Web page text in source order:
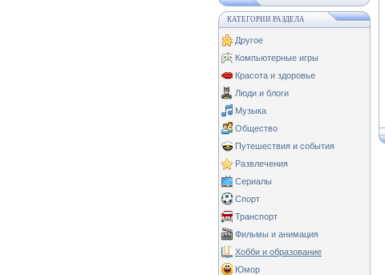
КАТЕГОРИИ РАЗДЕЛА
Другое
Компьютерные игры
Красота и здоровье
Люди и блоги
Музыка
Общество
Путешествия и события
Развлечения
Сериалы
Спорт
Транспорт
Фильмы и анимация
Хобби и образование
Юмор